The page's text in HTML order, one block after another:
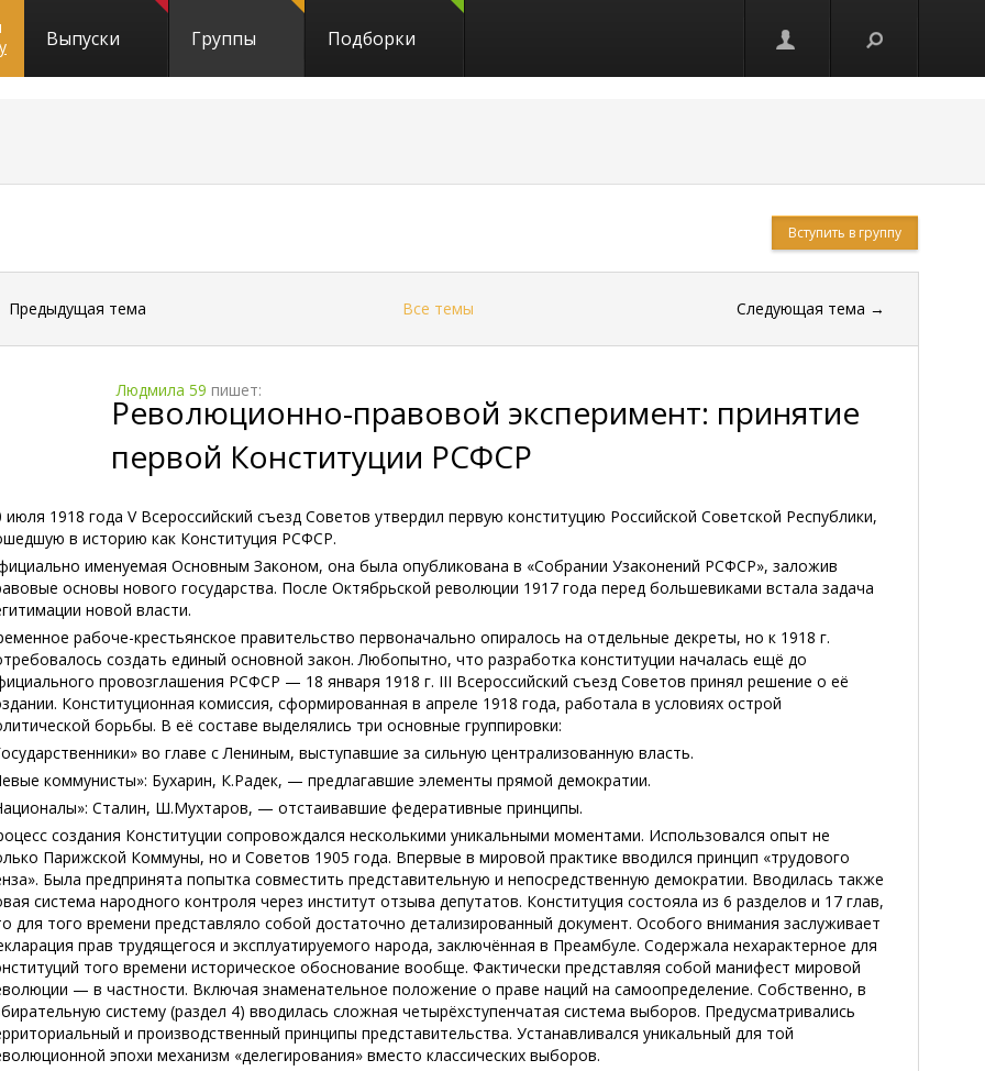
Выпуски Группы Подборки
Вступить в группу
Предыдущая тема Все темы Следующая тема →
Людмила 59 пишет:
Революционно-правовой эксперимент: принятие
первой Конституции РСФСР
июля 1918 года V Всероссийский съезд Советов утвердил первую конституцию Российской Советской Республики,
в историю как Конституция РСФСР.
именуемая Основным Законом, она была опубликована в «Собрании Узаконений РСФСР», заложив
основы нового государства. После Октябрьской революции 1917 года перед большевиками встала задача
новой власти.
рабоче-крестьянское правительство первоначально опиралось на отдельные декреты, но к 1918 г.
создать единый основной закон. Любопытно, что разработка конституции началась ещё до
провозглашения РСФСР — 18 января 1918 г. III Всероссийский съезд Советов принял решение о её
Конституционная комиссия, сформированная в апреле 1918 года, работала в условиях острой
борьбы. В её составе выделялись три основные группировки:
во главе с Лениным, выступавшие за сильную централизованную власть.
коммунисты»: Бухарин, К.Радек, — предлагавшие элементы прямой демократии.
Сталин, Ш.Мухтаров, — отстаивавшие федеративные принципы.
создания Конституции сопровождался несколькими уникальными моментами. Использовался опыт не
Парижской Коммуны, но и Советов 1905 года. Впервые в мировой практике вводился принцип «трудового
Была предпринята попытка совместить представительную и непосредственную демократии. Вводилась также
система народного контроля через институт отзыва депутатов. Конституция состояла из 6 разделов и 17 глав,
для того времени представляло собой достаточно детализированный документ. Особого внимания заслуживает
прав трудящегося и эксплуатируемого народа, заключённая в Преамбуле. Содержала нехарактерное для
того времени историческое обоснование вообще. Фактически представляя собой манифест мировой
— в частности. Включая знаменательное положение о праве наций на самоопределение. Собственно, в
систему (раздел 4) вводилась сложная четырёхступенчатая система выборов. Предусматривались
и производственный принципы представительства. Устанавливался уникальный для той
эпохи механизм «делегирования» вместо классических выборов.